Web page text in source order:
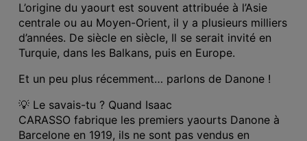
L’origine du yaourt est souvent attribuée à l’Asie
centrale ou au Moyen-Orient, il y a plusieurs milliers
d’années. De siècle en siècle, Il se serait invité en
Turquie, dans les Balkans, puis en Europe.
Et un peu plus récemment… parlons de Danone !
💡Le savais-tu ? Quand Isaac
CARASSO fabrique les premiers yaourts Danone à
Barcelone en 1919, ils ne sont pas vendus en